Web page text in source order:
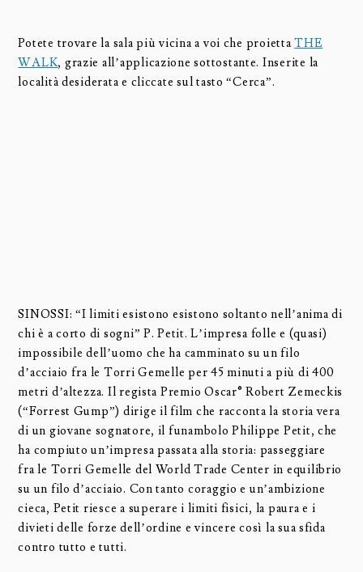
Potete trovare la sala più vicina a voi che proiettaTHE
WALK, grazie all’applicazione sottostante. Inserite la
località desiderata e cliccate sul tasto “Cerca”.
SINOSSI: “I limiti esistono esistono soltanto nell’anima di
chi è a corto di sogni” P. Petit. L’impresa folle e (quasi)
impossibile dell’uomo che ha camminato su un filo
d’acciaio fra le Torri Gemelle per 45 minuti a più di 400
metri d’altezza. Il regista Premio Oscar® Robert Zemeckis
(“Forrest Gump”) dirige il film che racconta la storia vera
di un giovane sognatore, il funambolo Philippe Petit, che
ha compiuto un’impresa passata alla storia: passeggiare
fra le Torri Gemelle del World Trade Center in equilibrio
su un filo d’acciaio. Con tanto coraggio e un’ambizione
cieca, Petit riesce a superare i limiti fisici, la paura e i
divieti delle forze dell’ordine e vincere così la sua sfida
contro tutto e tutti.